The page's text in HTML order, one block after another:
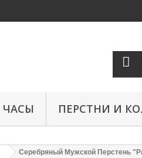
ЧАСЫ ПЕРСТНИ И
Серебряный Мужской Перстень